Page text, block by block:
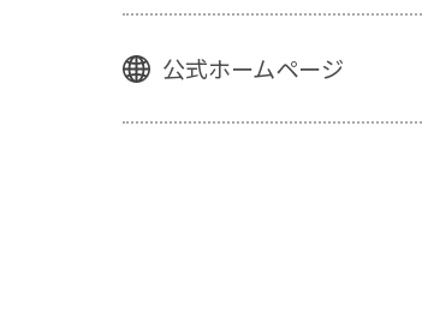
公式ホームページ